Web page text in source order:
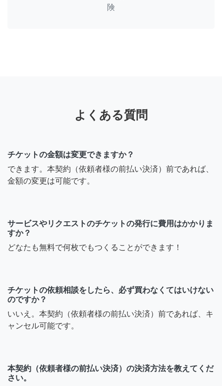
険
よくある質問
チケットの金額は変更できますか？
できます。本契約（依頼者様の前払い決済）前であれば、
金額の変更は可能です。
サービスやリクエストのチケットの発行に費用はかかりま
すか？
どなたも無料で何枚でもつくることができます！
チケットの依頼相談をしたら、必ず買わなくてはいけない
のですか？
いいえ。本契約（依頼者様の前払い決済）前であれば、キ
ャンセル可能です。
本契約（依頼者様の前払い決済）の決済方法を教えてくだ
さい。